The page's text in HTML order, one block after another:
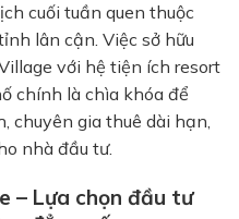
cuối tuần quen thuộc
lân cận. Việc sở hữu
với hệ tiện ích resort
chính là chìa khóa để
chuyên gia thuê dài hạn,
nhà đầu tư.
– Lựa chọn đầu tư